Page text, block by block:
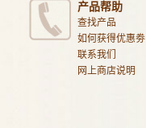
产品帮助
查找产品
如何获得优惠劵
联系我们
网上商店说明